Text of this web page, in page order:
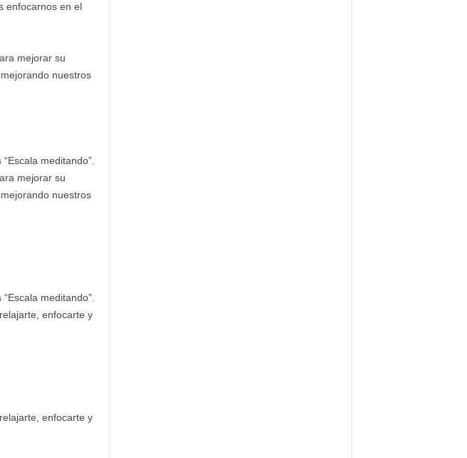
enfocarnos en el
mejorar su
nuestros
meditando”.
mejorar su
nuestros
meditando”.
enfocarte y
enfocarte y